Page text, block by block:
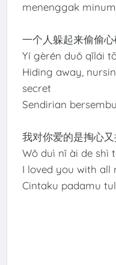
menenggak
一个人躲起来偷偷
Yí gèrén duǒ qǐlái
Hiding away,
secret
Sendirian
我对你爱的是掏心
Wǒ duì nǐ ài de shì
I loved you with all
Cintaku padamu